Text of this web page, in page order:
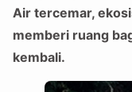
Air tercemar,
memberi ruang
kembali.